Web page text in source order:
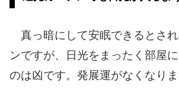
真っ暗にして安眠できるとさ
ンですが、日光をまったく部屋
のは凶です。発展運がなくなりま